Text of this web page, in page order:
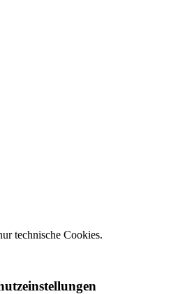
technische Cookies.